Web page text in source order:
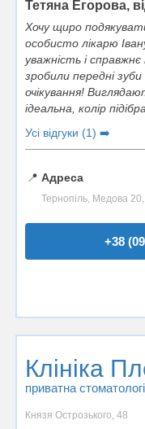
Тетяна Егорова,
Хочу щиро
особисто лікарю
уважність і
зробили передні
очікування!
ідеальна, колір
Усі відгуки (1) ➡️
📍 Адреса
Тернопіль, Медова
+38
Клініка
приватна
Князя Острозького, 48